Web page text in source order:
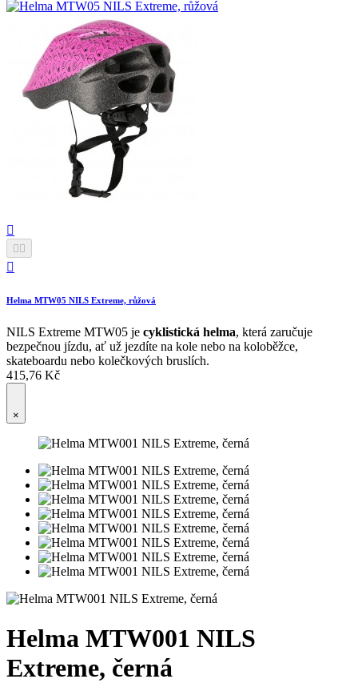

 

Helma MTW05 NILS Extreme, růžová
NILS Extreme MTW05 je cyklistická helma, která zaručuje
bezpečnou jízdu, ať už jezdíte na kole nebo na koloběžce,
skateboardu nebo kolečkových bruslích.
415,76 Kč
×
Helma MTW001 NILS
Extreme, černá